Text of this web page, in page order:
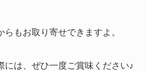
らもお取り寄せできますよ。
には、ぜひ一度ご賞味ください♪